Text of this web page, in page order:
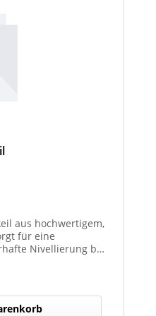
aus hochwertigem,
für eine
Nivellierung bei
von 6° gleicht
Konstruktionen
Das robuste